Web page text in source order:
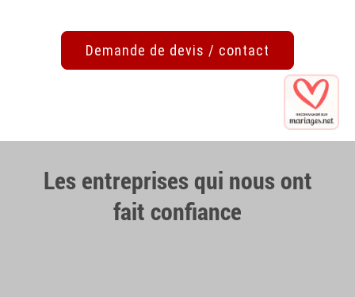
Demande de devis / contact
Les entreprises qui nous ont
fait confiance